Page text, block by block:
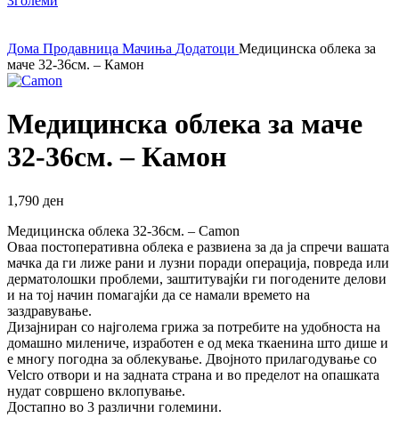
Дома Продавница Мачиња Додатоци Медицинска облека за
маче 32-36см. – Камон
Медицинска облека за маче
32-36см. – Камон
1,790 ден
Медицинска облека 32-36см. – Camon
Оваа постоперативна облека е развиена за да ја спречи вашата
мачка да ги лиже рани и лузни поради операција, повреда или
дерматолошки проблеми, заштитувајќи ги погодените делови
и на тој начин помагајќи да се намали времето на
заздравување.
Дизајниран со најголема грижа за потребите на удобноста на
домашно милениче, изработен е од мека ткаенина што дише и
е многу погодна за облекување. Двојното прилагодување со
Velcro отвори и на задната страна и во пределот на опашката
нудат совршено вклопување.
Достапно во 3 различни големини.